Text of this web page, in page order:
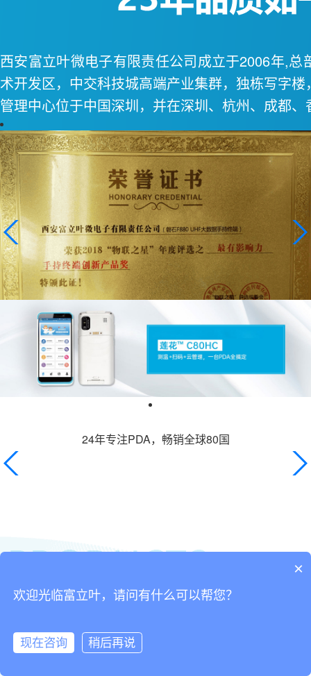
西安富立叶微电子有限责任公司成立于2006年,总
术开发区，中交科技城高端产业集群，独栋写字
管理中心位于中国深圳，并在深圳、杭州、成都
24年专注PDA，畅销全球80国
×
欢迎光临富立叶，请问有什么可以帮您？
现在咨询 稍后再说